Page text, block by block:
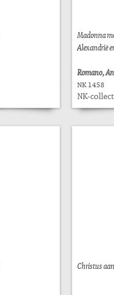
Madonna
Alexandrië
Romano,
NK 1458
NK-
Christus